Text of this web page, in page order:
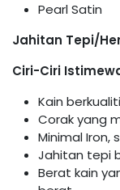
Pearl Satin
Jahitan Tepi/
Ciri-Ciri
Kain
Corak yang
Minimal Iron,
Jahitan tepi
Berat kain